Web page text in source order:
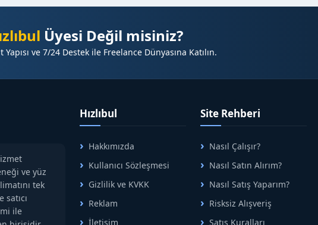
Üyesi Değil misiniz?
ve 7/24 Destek ile Freelance Dünyasına Katılın.
ve yüz
tek
satıcı
ile
Hızlıbul
Hakkımızda
Kullanıcı Sözleşmesi
Gizlilik ve KVKK
Reklam
İletişim
Site Rehberi
Nasıl Çalışır?
Nasıl Satın Alırım?
Nasıl Satış Yaparım?
Risksiz Alışveriş
Satış Kuralları